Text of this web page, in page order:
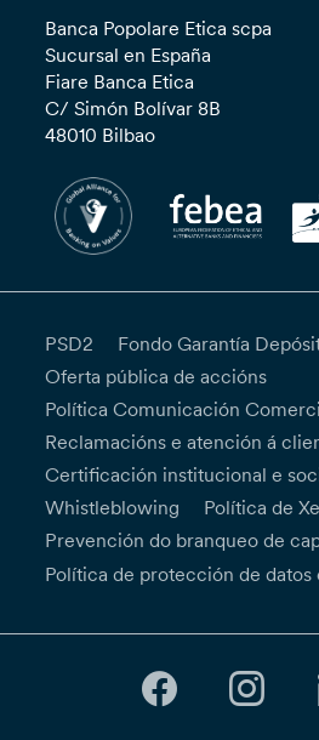
Banca Popolare Etica scpa
Sucursal en España
Fiare Banca Etica
C/ Simón Bolívar 8B
48010 Bilbao
PSD2
Fondo Garantía
Oferta pública de accións
Política Comunicación
Reclamacións e atención á
Certificación institucional e
Whistleblowing
Política de
Prevención do branqueo de
Política de protección de datos